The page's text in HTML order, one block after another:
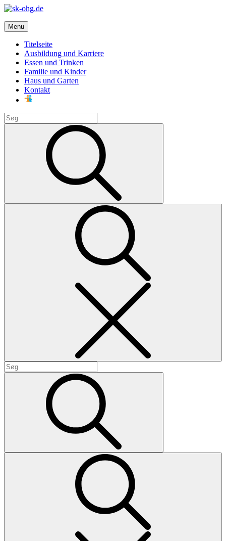
Skip
content
sk-ohg.de
Die besten Neuigkeiten
Menu
Titelseite
Ausbildung und Karriere
Essen und Trinken
Familie und Kinder
Haus und Garten
Kontakt
Search
for:
Search
for: